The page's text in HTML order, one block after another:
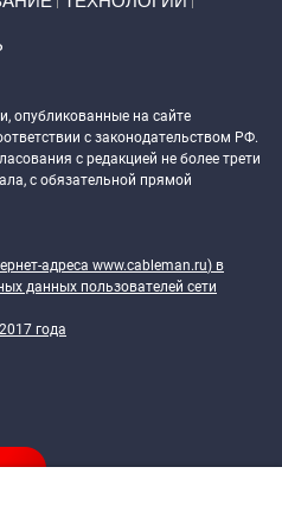
опубликованные на сайте
с законодательством РФ.
с редакцией не более трети
с обязательной прямой
адреса www.cableman.ru) в
данных пользователей сети
года